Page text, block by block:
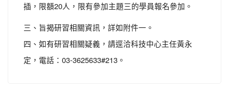
插，限額20人，限有參加主題三的學員報名參加。
三、旨揭研習相關資訊，詳如附件一。
四、如有研習相關疑義，請逕洽科技中心主任黃永
定，電話：03-3625633#213。